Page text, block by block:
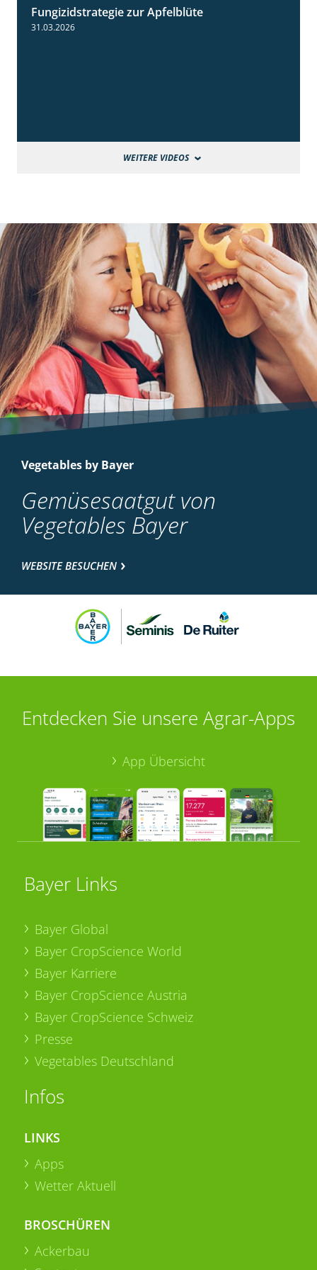
Fungizidstrategie zur Apfelblüte
31.03.2026
WEITERE VIDEOS
Vegetables by Bayer
Gemüsesaatgut von
Vegetables Bayer
WEBSITE BESUCHEN
Entdecken Sie unsere Agrar-Apps
App Übersicht
Bayer Links
Bayer Global
Bayer CropScience World
Bayer Karriere
Bayer CropScience Austria
Bayer CropScience Schweiz
Presse
Vegetables Deutschland
Infos
LINKS
Apps
Wetter Aktuell
BROSCHÜREN
Ackerbau